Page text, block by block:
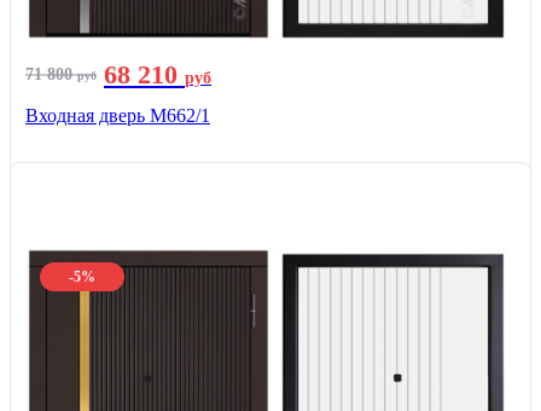
71 800руб 68 210 руб
Входная дверь М662/1
-5%